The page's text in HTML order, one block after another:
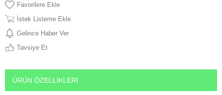
Favorilere Ekle
İstek Listeme Ekle
Gelince Haber Ver
Tavsiye Et
ÜRÜN ÖZELLIKLERI